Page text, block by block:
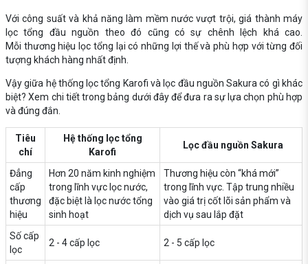
Với công suất và khả năng làm mềm nước vượt trội, giá thành máy
lọc tổng đầu nguồn theo đó cũng có sự chênh lệch khá cao.
Mỗi thương hiệu lọc tổng lại có những lợi thế và phù hợp với từng đối
tượng khách hàng nhất định.
Vậy giữa hệ thống lọc tổng Karofi và lọc đầu nguồn Sakura có gì khác
biệt? Xem chi tiết trong bảng dưới đây để đưa ra sự lựa chọn phù hợp
và đúng đắn.
Tiêu
chí
Hệ thống lọc tổng
Karofi
Lọc đầu nguồn Sakura
Đẳng
cấp
thương
hiệu
Hơn 20 năm kinh nghiệm
trong lĩnh vực lọc nước,
đặc biệt là lọc nước tổng
sinh hoạt
Thương hiệu còn “khá mới”
trong lĩnh vực. Tập trung nhiều
vào giá trị cốt lõi sản phẩm và
dịch vụ sau lắp đặt
Số cấp
lọc
2 - 4 cấp lọc 2 - 5 cấp lọc